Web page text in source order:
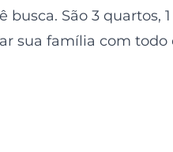
São 3 quartos,
sua família com todo